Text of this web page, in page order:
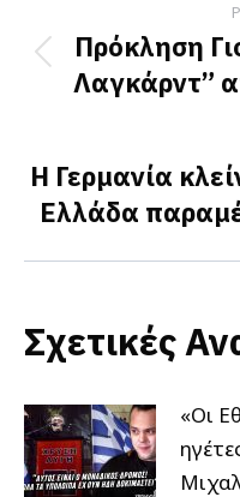
Πρόκληση
Λαγκάρντ”
Η Γερμανία
Ελλάδα
Σχετικές
«Οι